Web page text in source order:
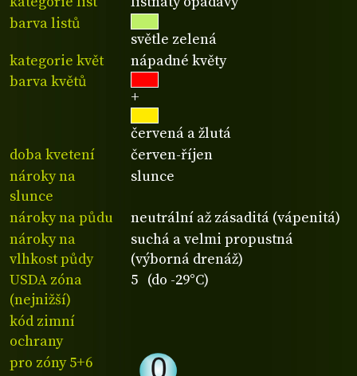
barva listů
světle zelená
kategorie květ
nápadné květy
barva květů
+
červená a žlutá
doba kvetení
červen-říjen
nároky na
slunce
slunce
nároky na půdu
neutrální až zásaditá (vápenitá)
nároky na
vlhkost půdy
suchá a velmi propustná
(výborná drenáž)
USDA zóna
(nejnižší)
5 (do -29°C)
kód zimní
ochrany
pro zóny 5+6